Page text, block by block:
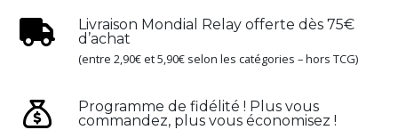
Livraison Mondial Relay offerte dès 75€
d’achat
(entre 2,90€ et 5,90€ selon les catégories – hors TCG)
Programme de fidélité ! Plus vous
commandez, plus vous économisez !